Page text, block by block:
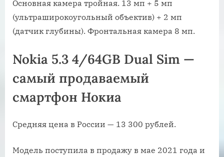
Основная камера тройная. 13 мп + 5 мп
(ультраширокоугольный объектив) + 2 мп
(датчик глубины). Фронтальная камера 8 мп.
Nokia 5.3 4/64GB Dual Sim —
самый продаваемый
смартфон Нокиа
Средняя цена в России — 13 300 рублей.
Модель поступила в продажу в мае 2021 года и